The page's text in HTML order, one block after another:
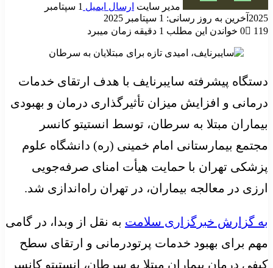
مدیر سایت ارسال ایمیل
1 سپتامبر
2025 آخرین به روز رسانی: 1 سپتامبر 2025
0
119 خواندن این مطلب 1 دقیقه زمان میبرد
دستگاه پیشرفته سایبرنایف با هدف ارتقای خدمات
درمانی و افزایش میزان تأثیرگذاری درمان و بهبودی
بیماران مبتلا به سرطان، توسط انستیتو کانسر
مجتمع بیمارستانی امام خمینی (ره) دانشگاه علوم
پزشکی تهران با حمایت هیأت امنای صرفه‌جویی
ارزی در معالجه بیماران، در تهران راه‌اندازی شد.
به گزارش خبرگزاری سلامت به نقل از وبدا، در گامی
مهم برای بهبود خدمات پرتودرمانی و ارتقای سطح
کیفی درمان بیماران مبتلا به سرطان، انستیتو کانسر